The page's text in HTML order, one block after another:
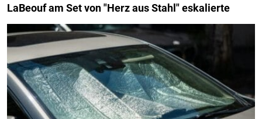
LaBeouf am Set von "Herz aus Stahl" eskalierte